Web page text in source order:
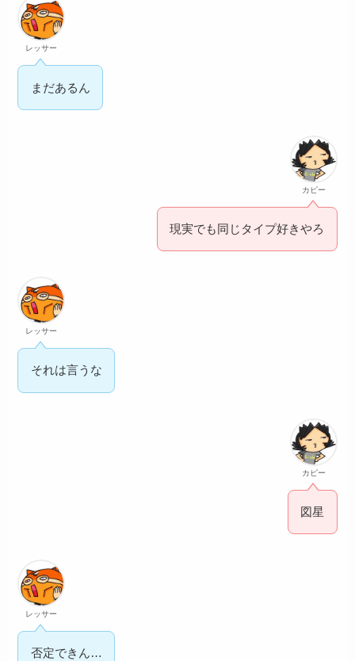
レッサー
まだあるん
カピー
現実でも同じタイプ好きやろ
レッサー
それは言うな
カピー
図星
レッサー
否定できん…